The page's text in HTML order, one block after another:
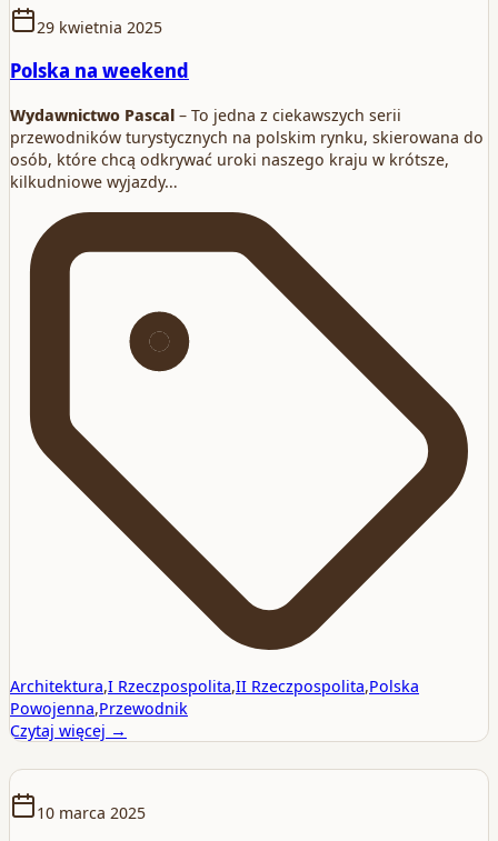
29 kwietnia 2025
Polska na weekend
Wydawnictwo Pascal – To jedna z ciekawszych serii
przewodników turystycznych na polskim rynku, skierowana do
osób, które chcą odkrywać uroki naszego kraju w krótsze,
kilkudniowe wyjazdy…
Architektura,I Rzeczpospolita,II Rzeczpospolita,Polska
Powojenna,Przewodnik
Czytaj więcej →
10 marca 2025